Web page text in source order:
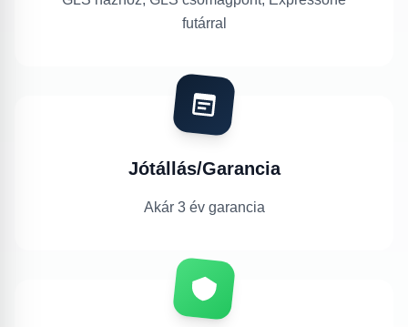
futárral
Jótállás/Garancia
Akár 3 év garancia